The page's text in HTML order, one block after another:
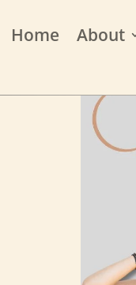
Home About